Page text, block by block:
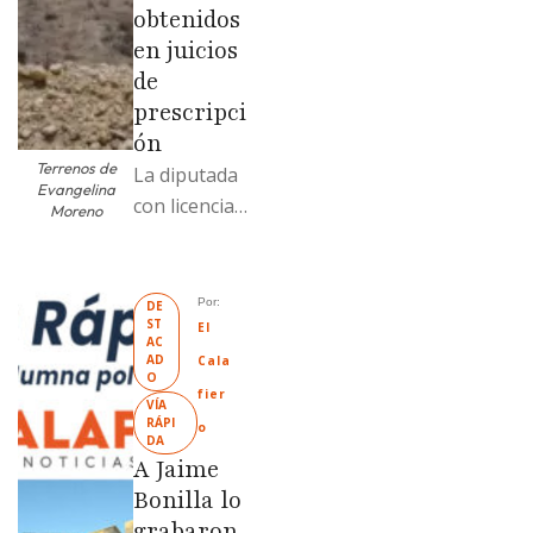
Terrenos de
Evangelina
Moreno
obtenidos
en juicios
de
prescripci
ón
La diputada
con licencia
antecedente
s de
prescripción
positiva; uno
fue
revendido
329% por
encima …
DE
ST
AC
AD
O
VÍA
RÁPI
DA
Por:
El
Cala
fier
o
A Jaime
Bonilla lo